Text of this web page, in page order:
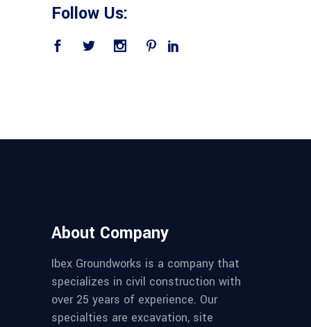
Follow Us:
About Company
Ibex Groundworks is a company that
specializes in civil construction with
over 25 years of experience. Our
specialties are excavation, site